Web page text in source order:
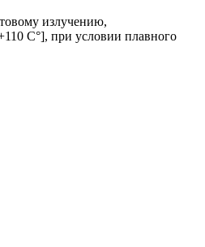
излучению,
С°], при условии плавного